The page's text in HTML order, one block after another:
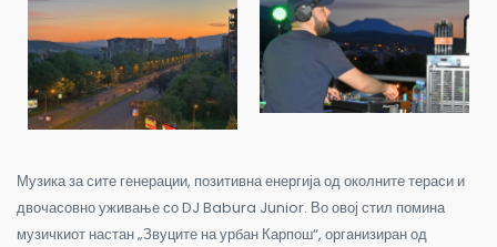
Музика за сите генерации, позитивна енергија од околните тераси и
двочасовно уживање со DJ Babura Junior. Во овој стил помина
музичкиот настан „Звуците на урбан Карпош“, организиран од